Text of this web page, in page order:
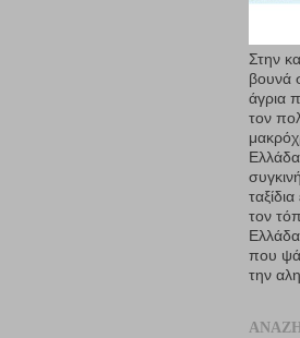
Στην
βουνά
άγρια
τον
τον
που
την